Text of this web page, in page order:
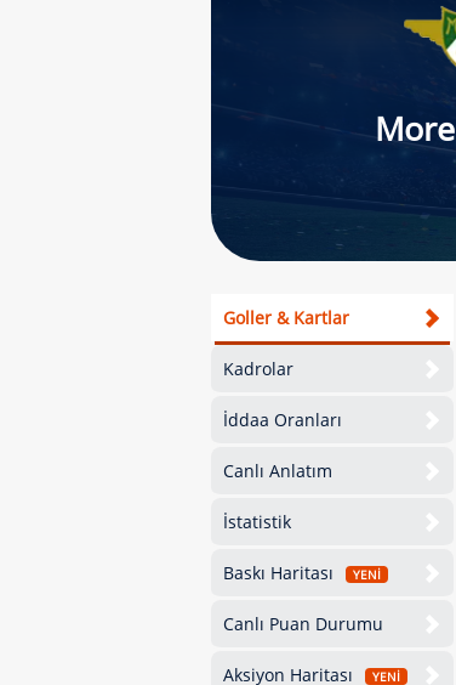
Goller & Kartlar
Kadrolar
İddaa Oranları
Canlı Anlatım
İstatistik
Baskı Haritası YENİ
Canlı Puan Durumu
Aksiyon Haritası YENİ